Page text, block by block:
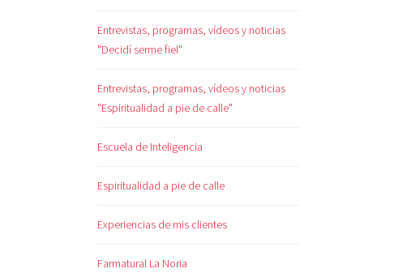
Entrevistas, programas, vídeos y noticias
"Decidí serme fiel"
Entrevistas, programas, vídeos y noticias
"Espiritualidad a pie de calle"
Escuela de Inteligencia
Espiritualidad a pie de calle
Experiencias de mis clientes
Farmatural La Noria